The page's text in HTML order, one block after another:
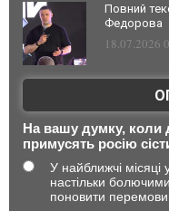
Повний
Федорова
18.07.2026
На вашу думку, коли
примусять росію
У найближчі місяці
настільки
поновити